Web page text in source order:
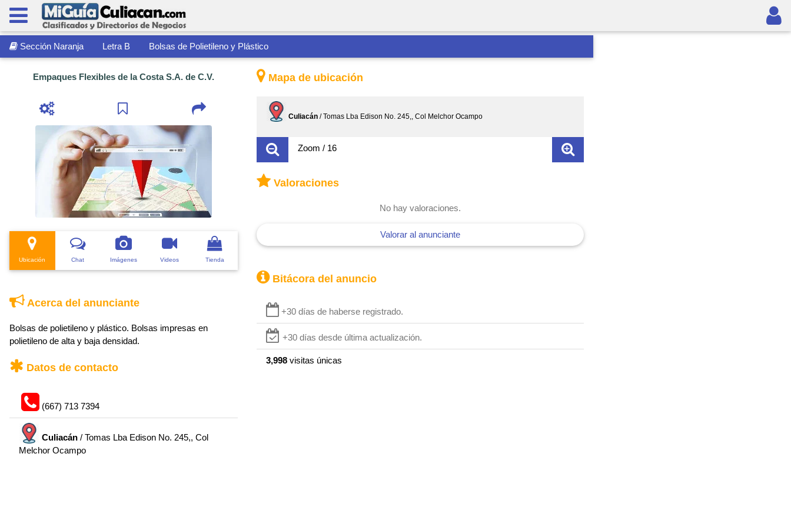
Sección Naranja Letra B Bolsas de Polietileno y Plástico
Empaques Flexibles de la Costa S.A. de C.V.
Ubicación Chat Imágenes Videos Tienda
Acerca del anunciante
Bolsas de polietileno y plástico. Bolsas impresas en
polietileno de alta y baja densidad.
Datos de contacto
(667) 713 7394
Culiacán / Tomas Lba Edison No. 245,, Col
Melchor Ocampo
Mapa de ubicación
Culiacán/ Tomas Lba Edison No. 245,, Col Melchor Ocampo
Zoom / 16
Valoraciones
No hay valoraciones.
Valorar al anunciante
Bitácora del anuncio
+30 días de haberse registrado.
+30 días desde última actualización.
3,998visitas únicas